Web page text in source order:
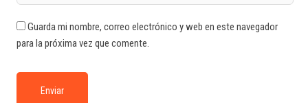
Guarda mi nombre, correo electrónico y web en este navegador
para la próxima vez que comente.